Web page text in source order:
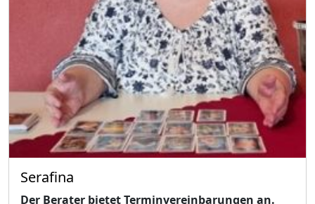
Serafina
Der Berater bietet Terminvereinbarungen an.